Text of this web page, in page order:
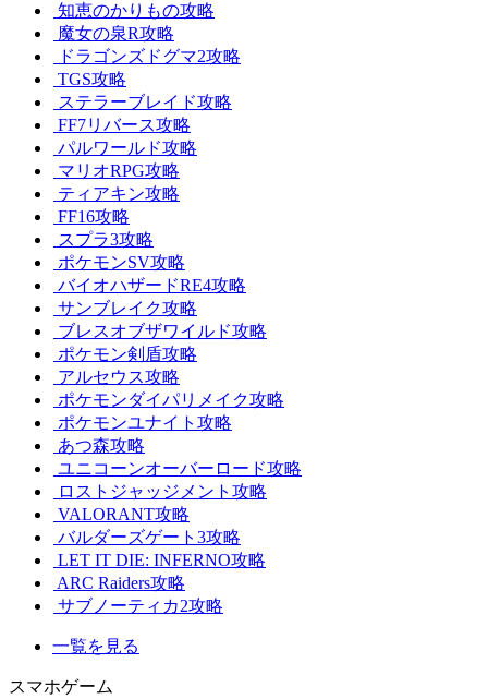
知恵のかりもの攻略
魔女の泉R攻略
ドラゴンズドグマ2攻略
TGS攻略
ステラーブレイド攻略
FF7リバース攻略
パルワールド攻略
マリオRPG攻略
ティアキン攻略
FF16攻略
スプラ3攻略
ポケモンSV攻略
バイオハザードRE4攻略
サンブレイク攻略
ブレスオブザワイルド攻略
ポケモン剣盾攻略
アルセウス攻略
ポケモンダイパリメイク攻略
ポケモンユナイト攻略
あつ森攻略
ユニコーンオーバーロード攻略
ロストジャッジメント攻略
VALORANT攻略
バルダーズゲート3攻略
LET IT DIE: INFERNO攻略
ARC Raiders攻略
サブノーティカ2攻略
一覧を見る
スマホゲーム